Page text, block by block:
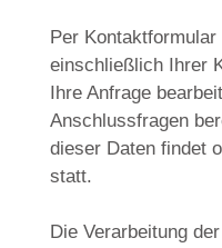
Per
einschließlich Ihrer
Ihre Anfrage
Anschlussfragen
dieser Daten findet
statt.
Die Verarbeitung